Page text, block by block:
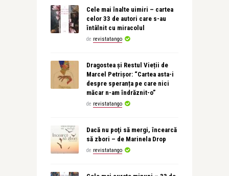
Cele mai înalte uimiri – cartea
celor 33 de autori care s-au
întâlnit cu miracolul
de revistatango
Dragostea și Restul Vieții de
Marcel Petrișor: “Cartea asta-i
despre speranța pe care nici
măcar n-am îndrăznit-o”
de revistatango
Dacă nu poţi să mergi, încearcă
să zbori – de Marinela Drop
de revistatango